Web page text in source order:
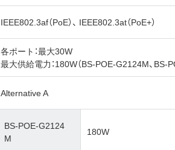
IEEE802.3af（PoE）、 IEEE802.3at（PoE+）
各ポート：最大30W
最大供給電力：180W（BS-POE-G2124M、BS-
Alternative A
BS-POE-G2124
M
180W